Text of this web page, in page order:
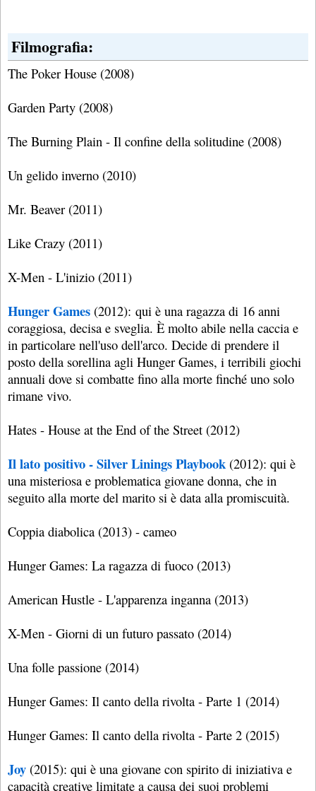
Filmografia:
The Poker House (2008)
Garden Party (2008)
The Burning Plain - Il confine della solitudine (2008)
Un gelido inverno (2010)
Mr. Beaver (2011)
Like Crazy (2011)
X-Men - L'inizio (2011)
Hunger Games (2012): qui è una ragazza di 16 anni
coraggiosa, decisa e sveglia. È molto abile nella caccia e
in particolare nell'uso dell'arco. Decide di prendere il
posto della sorellina agli Hunger Games, i terribili giochi
annuali dove si combatte fino alla morte finché uno solo
rimane vivo.
Hates - House at the End of the Street (2012)
Il lato positivo - Silver Linings Playbook (2012): qui è
una misteriosa e problematica giovane donna, che in
seguito alla morte del marito si è data alla promiscuità.
Coppia diabolica (2013) - cameo
Hunger Games: La ragazza di fuoco (2013)
American Hustle - L'apparenza inganna (2013)
X-Men - Giorni di un futuro passato (2014)
Una folle passione (2014)
Hunger Games: Il canto della rivolta - Parte 1 (2014)
Hunger Games: Il canto della rivolta - Parte 2 (2015)
Joy (2015): qui è una giovane con spirito di iniziativa e
capacità creative limitate a causa dei suoi problemi